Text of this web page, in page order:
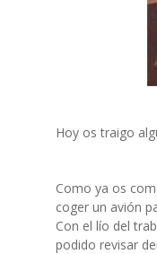
Hoy os traigo
Como ya os
coger un avión
Con el lío del
podido revisar